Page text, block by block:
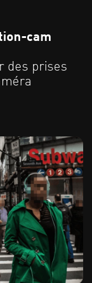
cam
des prises